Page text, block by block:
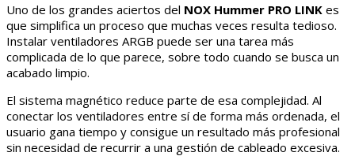
Uno de los grandes aciertos del NOX Hummer PRO LINK es
que simplifica un proceso que muchas veces resulta tedioso.
Instalar ventiladores ARGB puede ser una tarea más
complicada de lo que parece, sobre todo cuando se busca un
acabado limpio.
El sistema magnético reduce parte de esa complejidad. Al
conectar los ventiladores entre sí de forma más ordenada, el
usuario gana tiempo y consigue un resultado más profesional
sin necesidad de recurrir a una gestión de cableado excesiva.